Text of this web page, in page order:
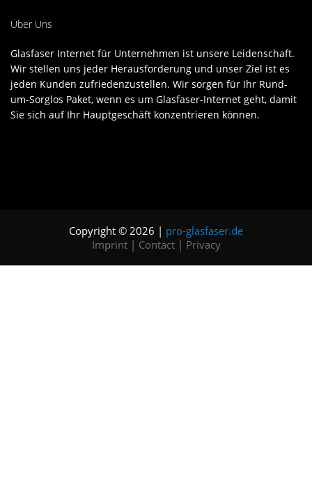
Über Uns
Glasfaser Internet für Unternehmen ist unsere Leidenschaft.
Wir stellen uns jeder Herausforderung und unser Ziel ist es
jeden Kunden zufriedenzustellen. Wir sorgen für Ihr Rund-
um-Sorglos Paket, wenn es um Glasfaser-Internet geht, damit
Sie sich auf Ihr Hauptgeschäft konzentrieren können.
Copyright © 2026 | pro-glasfaser.de
Imprint| Contact| Privacy